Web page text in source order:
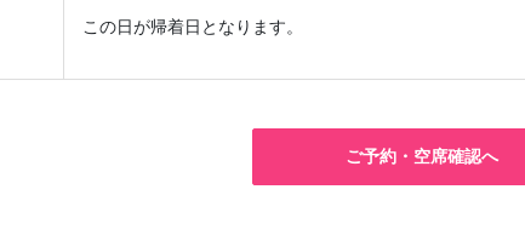
この日が帰着日となります。
ご予約・空席確認へ